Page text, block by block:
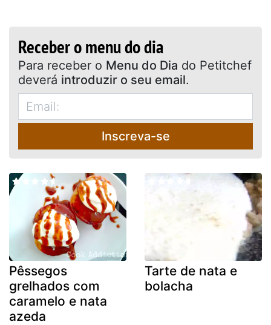
Receber o menu do dia
Para receber o Menu do Dia do Petitchef
deverá introduzir o seu email.
Inscreva-se
Pêssegos
grelhados com
caramelo e nata
azeda
Tarte de nata e
bolacha